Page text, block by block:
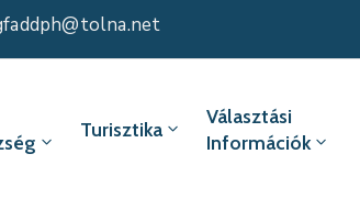
Turisztika
Választási
Információk